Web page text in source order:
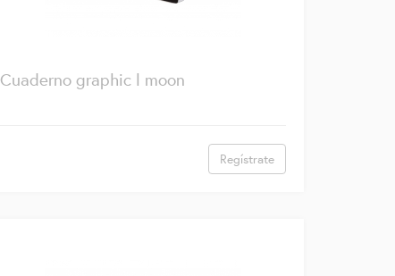
Cuaderno graphic l moon
Regístrate